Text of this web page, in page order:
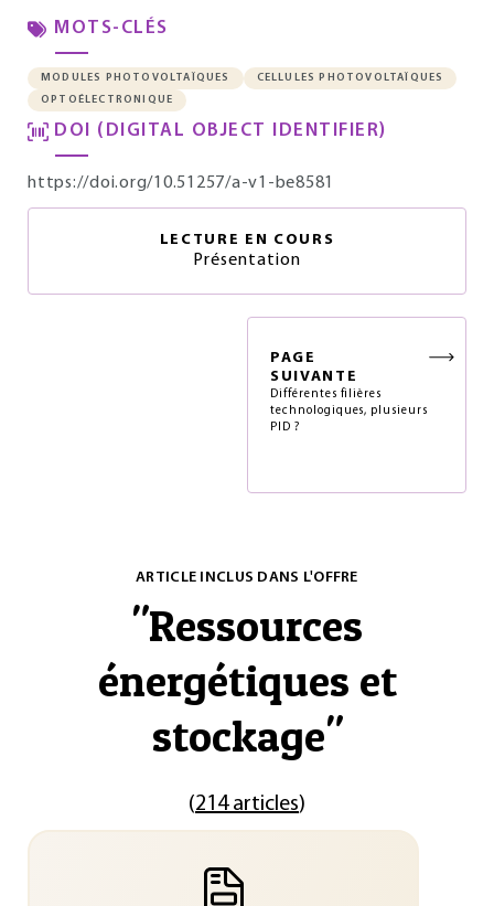
MOTS-CLÉS
MODULES PHOTOVOLTAÏQUES
CELLULES PHOTOVOLTAÏQUES
OPTOÉLECTRONIQUE
DOI (DIGITAL OBJECT IDENTIFIER)
https://doi.org/10.51257/a-v1-be8581
LECTURE EN COURS
Présentation
PAGE
SUIVANTE
Différentes filières
technologiques, plusieurs
PID ?
ARTICLE INCLUS DANS L'OFFRE
"Ressources
énergétiques et
stockage"
(214 articles)